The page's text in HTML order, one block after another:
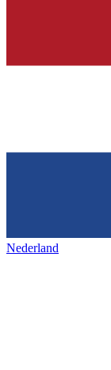
Nederland